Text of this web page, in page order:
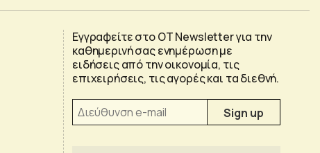
Εγγραφείτε στο OT Newsletter για την
καθημερινή σας ενημέρωση με
ειδήσεις από την οικονομία, τις
επιχειρήσεις, τις αγορές και τα διεθνή.